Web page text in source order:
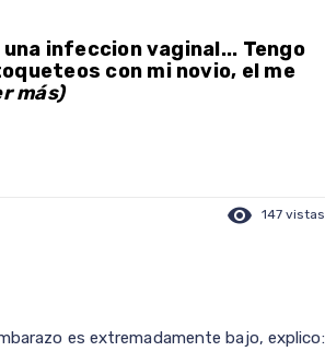
infeccion vaginal... Tengo
con mi novio, el me
más)
visibility 147 vistas
es extremadamente bajo, explico: